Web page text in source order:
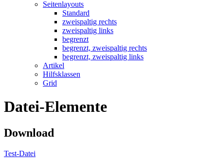
Seitenlayouts
Standard
zweispaltig rechts
zweispaltig links
begrenzt
begrenzt, zweispaltig rechts
begrenzt, zweispaltig links
Artikel
Hilfsklassen
Grid
Datei-Elemente
Download
Test-Datei